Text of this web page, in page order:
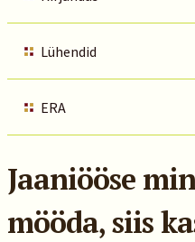
Lühendid
ERA
Jaaniööse
mööda, siis